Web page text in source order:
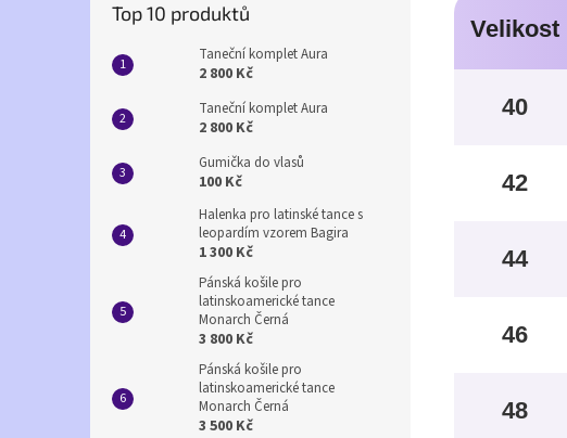
Top 10 produktů
Taneční komplet Aura
2 800 Kč
Taneční komplet Aura
2 800 Kč
Gumička do vlasů
100 Kč
Halenka pro latinské tance s
leopardím vzorem Bagira
1 300 Kč
Pánská košile pro
latinskoamerické tance
Monarch Černá
3 800 Kč
Pánská košile pro
latinskoamerické tance
Monarch Černá
3 500 Kč
Velikost
40
42
44
46
48